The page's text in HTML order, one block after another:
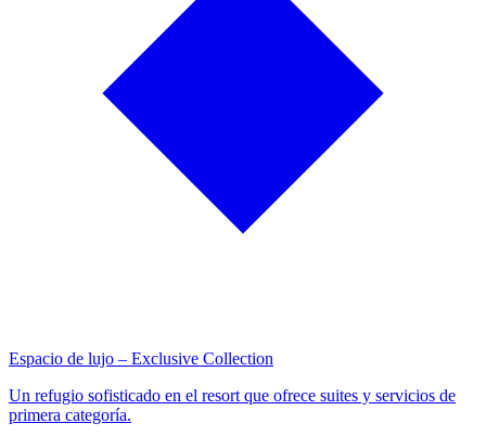
Espacio de lujo – Exclusive Collection
Un refugio sofisticado en el resort que ofrece suites y servicios de
primera categoría.